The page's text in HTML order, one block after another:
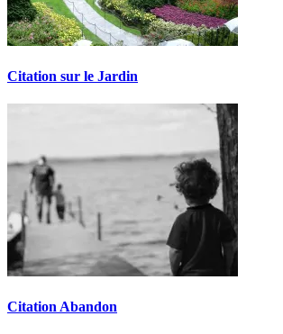
Citation sur le Jardin
Citation Abandon